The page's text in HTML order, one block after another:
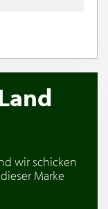
wir schicken
Marke